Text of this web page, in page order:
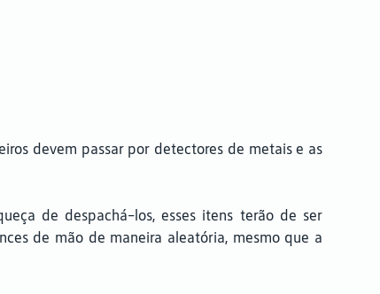
devem passar por detectores de metais e as
de despachá-los, esses itens terão de ser
de mão de maneira aleatória, mesmo que a